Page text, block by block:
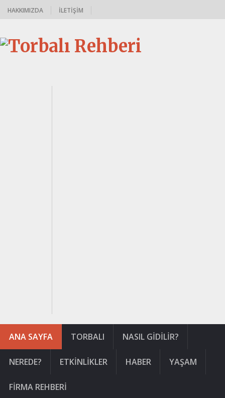
HAKKIMIZDA İLETIŞIM
ANA SAYFA TORBALI NASIL GIDILIR?
NEREDE? ETKINLIKLER HABER YAŞAM
FIRMA REHBERI